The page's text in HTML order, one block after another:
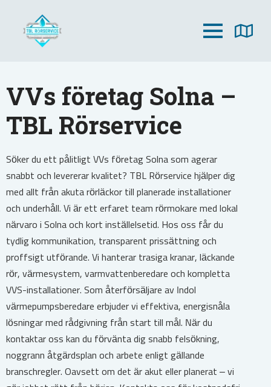
VVs företag Solna –
TBL Rörservice
Söker du ett pålitligt VVs företag Solna som agerar
snabbt och levererar kvalitet? TBL Rörservice hjälper dig
med allt från akuta rörläckor till planerade installationer
och underhåll. Vi är ett erfaret team rörmokare med lokal
närvaro i Solna och kort inställelsetid. Hos oss får du
tydlig kommunikation, transparent prissättning och
proffsigt utförande. Vi hanterar trasiga kranar, läckande
rör, värmesystem, varmvattenberedare och kompletta
VVS-installationer. Som återförsäljare av Indol
värmepumpsberedare erbjuder vi effektiva, energisnåla
lösningar med rådgivning från start till mål. När du
kontaktar oss kan du förvänta dig snabb felsökning,
noggrann åtgärdsplan och arbete enligt gällande
branschregler. Oavsett om det är akut eller planerat – vi